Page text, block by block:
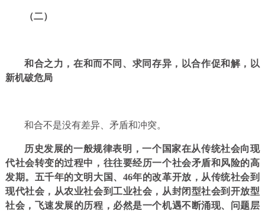
（二）
和合之力，在和而不同、求同存异，以合作促和解，以
新机破危局
和合不是没有差异、矛盾和冲突。
历史发展的一般规律表明，一个国家在从传统社会向现
代社会转变的过程中，往往要经历一个社会矛盾和风险的高
发期。五千年的文明大国、46年的改革开放，从传统社会到
现代社会，从农业社会到工业社会，从封闭型社会到开放型
社会，飞速发展的历程，必然是一个机遇不断涌现、问题层